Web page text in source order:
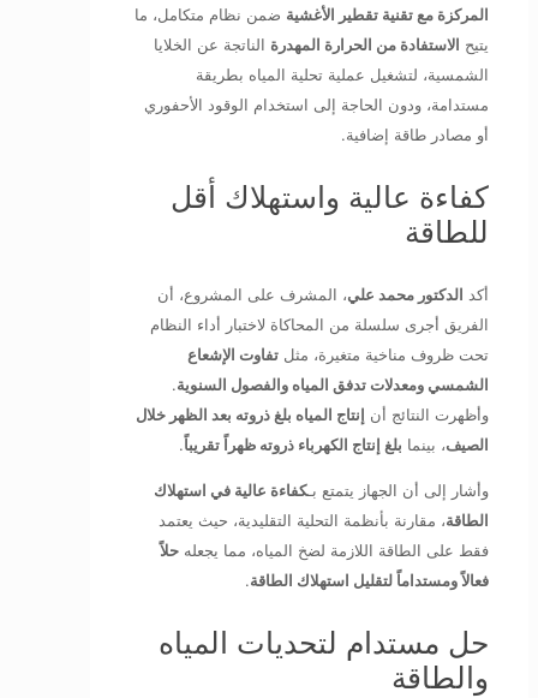
المركزة مع تقنية تقطير الأغشية ضمن نظام متكامل، ما
يتيح الاستفادة من الحرارة المهدرة الناتجة عن الخلايا
الشمسية، لتشغيل عملية تحلية المياه بطريقة
مستدامة، ودون الحاجة إلى استخدام الوقود الأحفوري
أو مصادر طاقة إضافية.
كفاءة عالية واستهلاك أقل
للطاقة
أكد الدكتور محمد علي، المشرف على المشروع، أن
الفريق أجرى سلسلة من المحاكاة لاختبار أداء النظام
تحت ظروف مناخية متغيرة، مثل تفاوت الإشعاع
الشمسي ومعدلات تدفق المياه والفصول السنوية.
وأظهرت النتائج أن إنتاج المياه بلغ ذروته بعد الظهر خلال
الصيف، بينما بلغ إنتاج الكهرباء ذروته ظهراً تقريباً.
وأشار إلى أن الجهاز يتمتع بـكفاءة عالية في استهلاك
الطاقة، مقارنة بأنظمة التحلية التقليدية، حيث يعتمد
فقط على الطاقة اللازمة لضخ المياه، مما يجعله حلاً
فعالاً ومستداماً لتقليل استهلاك الطاقة.
حل مستدام لتحديات المياه
والطاقة